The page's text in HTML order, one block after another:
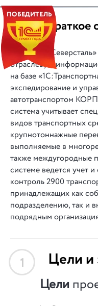
|| Краткое
отраслевую
на базе
экспедирование и
автотранспортом
система учитывает
видов транспортных
крупнотоннажные
выполняемые в
также междугородные
системе ведется учет
контроль 2900
принадлежащих как
подразделению, так и
подрядным
1 Цели и
Цели